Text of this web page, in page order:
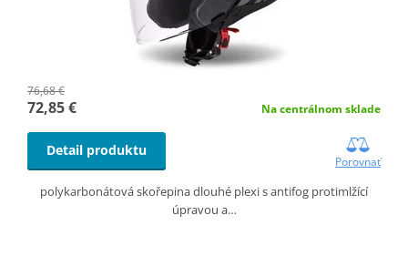
76,68 €
72,85 € Na centrálnom sklade
Detail produktu
Porovnať
polykarbonátová skořepina dlouhé plexi s antifog protimlžící
úpravou a…